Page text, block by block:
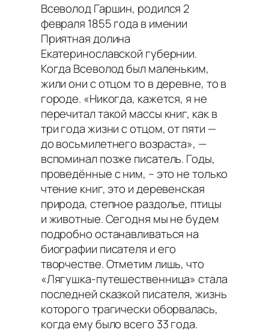
Всеволод Гаршин, родился 2
февраля 1855 года в имении
Приятная долина
Екатеринославской губернии.
Когда Всеволод был маленьким,
жили они с отцом то в деревне, то в
городе. «Никогда, кажется, я не
перечитал такой массы книг, как в
три года жизни с отцом, от пяти —
до восьмилетнего возраста», —
вспоминал позже писатель. Годы,
проведённые с ним, – это не только
чтение книг, это и деревенская
природа, степное раздолье, птицы
и животные. Сегодня мы не будем
подробно останавливаться на
биографии писателя и его
творчестве. Отметим лишь, что
«Лягушка-путешественница» стала
последней сказкой писателя, жизнь
которого трагически оборвалась,
когда ему было всего 33 года.